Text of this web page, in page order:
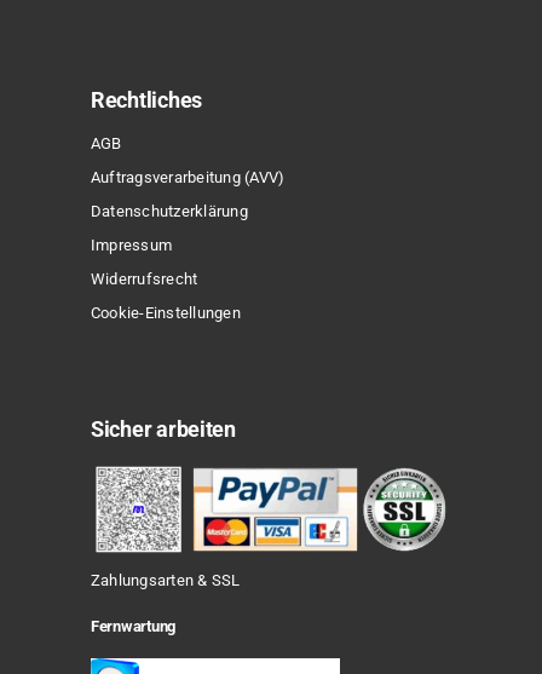
Rechtliches
AGB
Auftragsverarbeitung (AVV)
Datenschutzerklärung
Impressum
Widerrufsrecht
Cookie-Einstellungen
Sicher arbeiten
Zahlungsarten & SSL
Fernwartung